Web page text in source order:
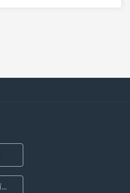
Lejupielādēt Android ierīcēm